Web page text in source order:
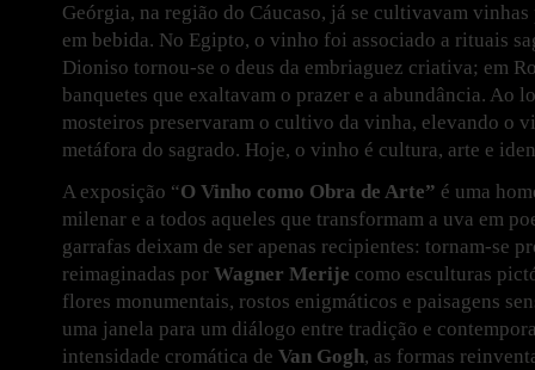
Geórgia, na região do Cáucaso, já se cultivavam
em bebida. No Egipto, o vinho foi associado a rituais
Dioniso tornou-se o deus da embriaguez criativa; em
banquetes que exaltavam o prazer e a abundância. Ao
mosteiros preservaram o cultivo da vinha, elevando o
metáfora do sagrado. Hoje, o vinho é cultura, arte e
A exposição “O Vinho como Obra de Arte” é uma
milenar e a todos aqueles que transformam a uva em
garrafas deixam de ser apenas recipientes: tornam-se
reimaginadas por Wagner Merije como esculturas
flores monumentais, rostos enigmáticos e paisagens
uma janela para um diálogo entre tradição e
intensidade cromática de Van Gogh, as formas